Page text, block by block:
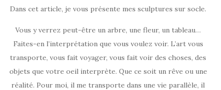
Dans cet article, je vous présente mes sculptures sur socle.
Vous y verrez peut-être un arbre, une fleur, un tableau…
Faites-en l’interprétation que vous voulez voir. L’art vous
transporte, vous fait voyager, vous fait voir des choses, des
objets que votre oeil interprète. Que ce soit un rêve ou une
réalité. Pour moi, il me transporte dans une vie parallèle, il